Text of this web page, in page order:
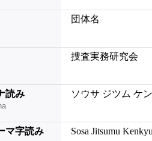
団体名
捜査実務研究会
読み ソウサ ジツム ケ
マ字読み Sosa Jitsumu